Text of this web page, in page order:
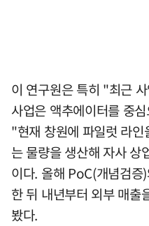
이 연구원은 특히 "최근
사업은 액추에이터를 중
"현재 창원에 파일럿 라
는 물량을 생산해 자사 상
이다. 올해 PoC(개념검증
한 뒤 내년부터 외부 매출
봤다.